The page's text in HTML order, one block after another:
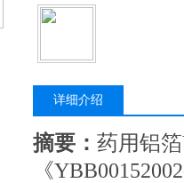
详细介绍
摘要： 药用铝
《